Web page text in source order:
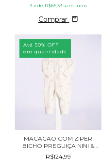
3 x de R$65,33 sem juros
Comprar
Até 50% OFF
em quantidade
MACACAO COM ZIPER
BICHO PREGUIÇA NINI &
BAMBINI
R$124,99